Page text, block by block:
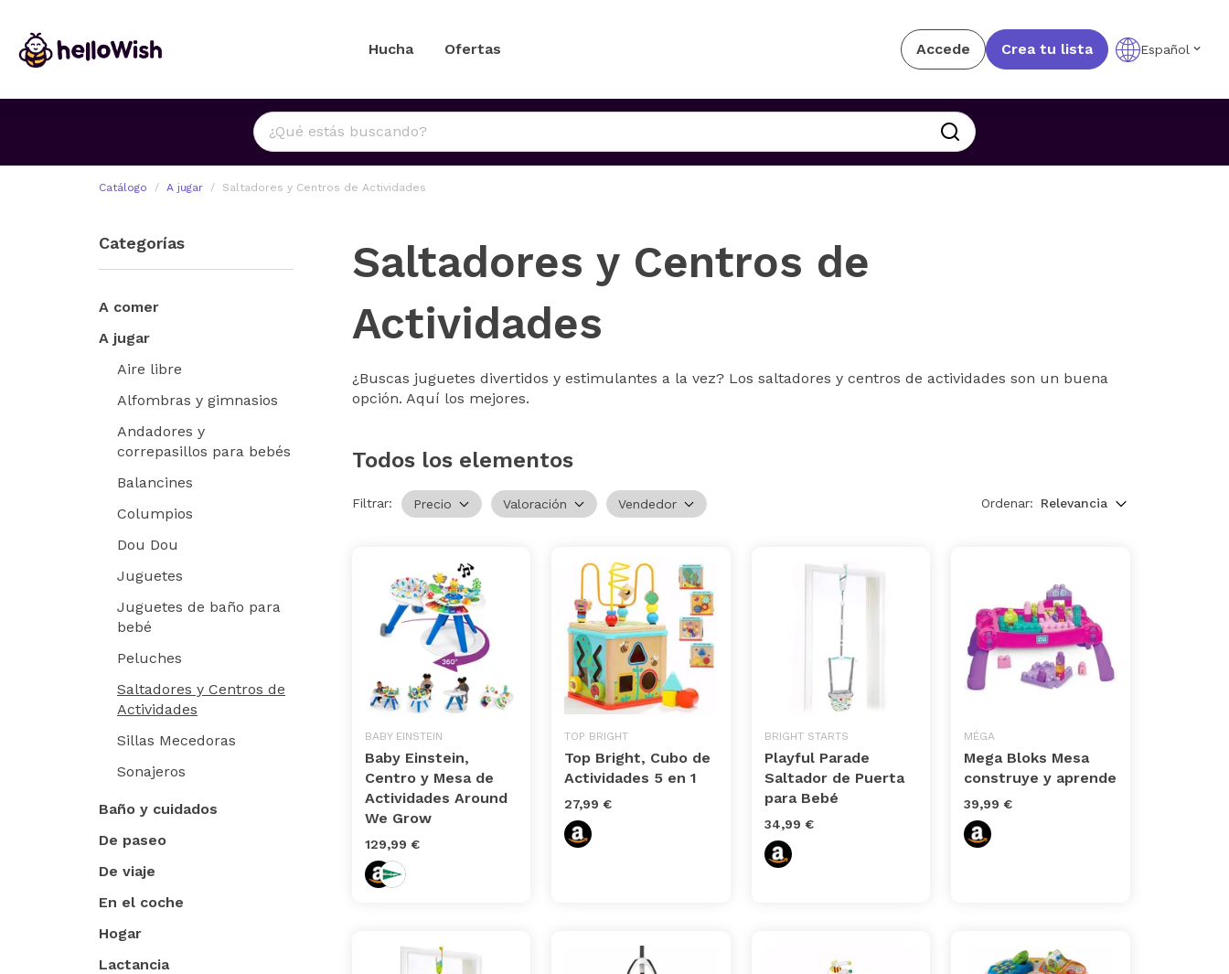
Hucha Ofertas Accede Crea tu lista Español
Catálogo A jugar Saltadores y Centros de Actividades
Categorías
A comer
A jugar
Aire libre
Alfombras y gimnasios
Andadores y
correpasillos para bebés
Balancines
Columpios
Dou Dou
Juguetes
Juguetes de baño para
bebé
Peluches
Saltadores y Centros de
Actividades
Sillas Mecedoras
Sonajeros
Baño y cuidados
De paseo
De viaje
En el coche
Hogar
Lactancia
Saltadores y Centros de
Actividades
¿Buscas juguetes divertidos y estimulantes a la vez? Los saltadores y centros de actividades son un buena
opción. Aquí los mejores.
Todos los elementos
Filtrar: Precio Valoración Vendedor Ordenar: Relevancia
BABY EINSTEIN
Baby Einstein,
Centro y Mesa de
Actividades Around
We Grow
129,99 €
TOP BRIGHT
Top Bright, Cubo de
Actividades 5 en 1
27,99 €
BRIGHT STARTS
Playful Parade
Saltador de Puerta
para Bebé
34,99 €
MÉGA
Mega Bloks Mesa
construye y aprende
39,99 €